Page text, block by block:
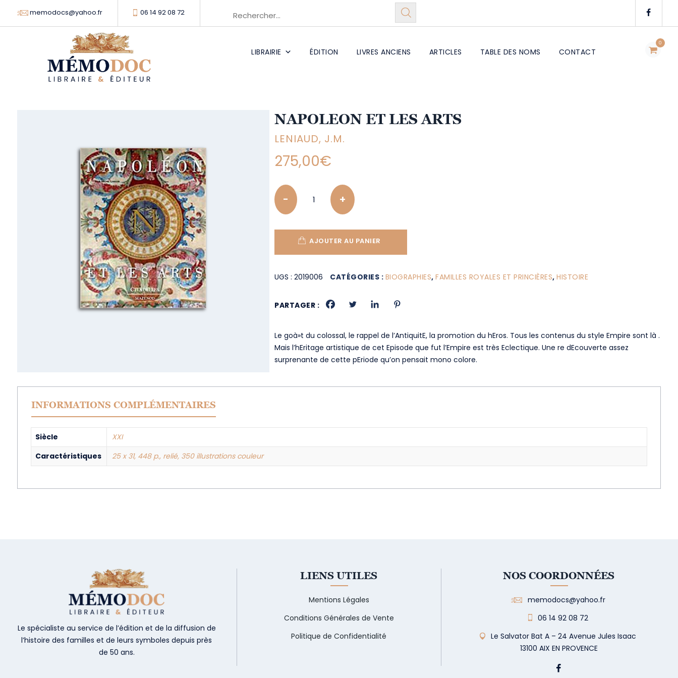
memodocs@yahoo.fr 06 14 92 08 72
0
LIBRAIRIE ÉDITION LIVRES ANCIENS ARTICLES TABLE DES NOMS CONTACT
NAPOLEON ET LES ARTS
LENIAUD, J.M.
275,00€
Quantity
AJOUTER AU PANIER
UGS :2019006 CATÉGORIES : BIOGRAPHIES,FAMILLES ROYALES ET PRINCIÈRES,HISTOIRE
PARTAGER :
Le goà»t du colossal, le rappel de l’AntiquitE, la promotion du hEros. Tous les contenus du style Empire sont là .
Mais l’hEritage artistique de cet Episode que fut l’Empire est très Eclectique. Une re dEcouverte assez
surprenante de cette pEriode qu’on pensait mono colore.
INFORMATIONS COMPLÉMENTAIRES
Siècle
XXI
Caractéristiques
25 x 31, 448 p., relié, 350 illustrations couleur
Le spécialiste au service de l’édition et de la diffusion de
l’histoire des familles et de leurs symboles depuis près
de 50 ans.
LIENS UTILES
Mentions Légales
Conditions Générales de Vente
Politique de Confidentialité
NOS COORDONNÉES
memodocs@yahoo.fr
06 14 92 08 72
Le Salvator Bat A – 24 Avenue Jules Isaac
13100 AIX EN PROVENCE